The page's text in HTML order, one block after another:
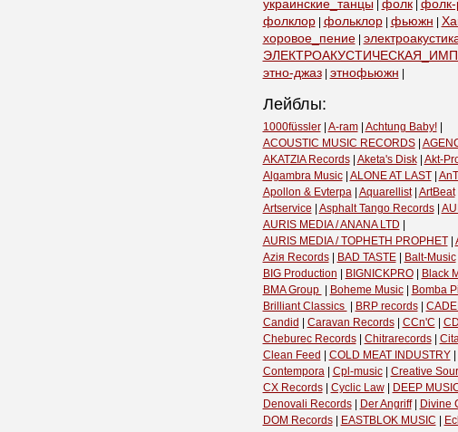
украинские_танцы фолк| фолк-
фолклор| фольклор| фьюжн
хоровое_пение|
этно-джаз| этнофьюжн
Лейблы:
1000füssler| A-ram| Achtung Baby!|
ACOUSTIC MUSIC RECORDS|
AKATZIA Records| Aketa's Disk| Akt-
Algambra Music| ALONE AT LAST|
Apollon & Evterpa| Aquarellist| ArtBeat|
Artservice
Asphalt Tango Records|
AURIS MEDIA / ANANA LTD
AURIS MEDIA / TOPHETH PROPHET|
Aziя Records| BAD TASTE| Balt-Music|
BIG Production
BIGNICKPRO| Black
BMA Group ‎
Boheme Music| Bomba
Brilliant Classics ‎
BRP records|
Candid
Caravan Records| CCn'C
Cheburec Records| Chitrarecords|
Clean Feed
COLD MEAT INDUSTRY|
Contempora| Cpl-music| Creative
CX Records| Cyclic Law| DEEP
Denovali Records| Der Angriff| Divine
DOM Records| EASTBLOK MUSIC